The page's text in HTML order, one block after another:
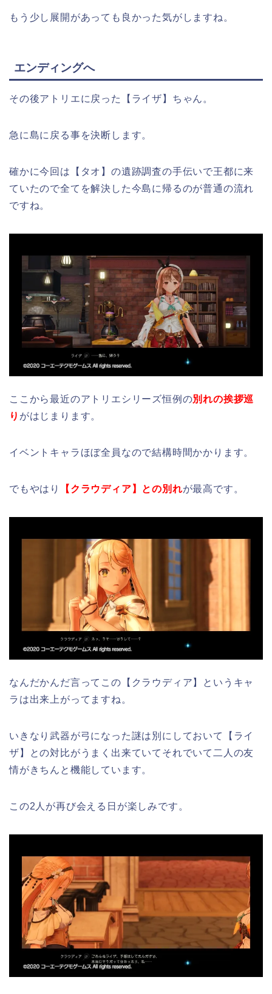
もう少し展開があっても良かった気がしますね。
エンディングへ
その後アトリエに戻った【ライザ】ちゃん。
急に島に戻る事を決断します。
確かに今回は【タオ】の遺跡調査の手伝いで王都に来
ていたので全てを解決した今島に帰るのが普通の流れ
ですね。
ここから最近のアトリエシリーズ恒例の別れの挨拶巡
り がはじまります。
イベントキャラほぼ全員なので結構時間かかります。
でもやはり 【クラウディア】との別れが最高です。
なんだかんだ言ってこの【クラウディア】というキャ
ラは出来上がってますね。
いきなり武器が弓になった謎は別にしておいて【ライ
ザ】との対比がうまく出来ていてそれでいて二人の友
情がきちんと機能しています。
この2人が再び会える日が楽しみです。